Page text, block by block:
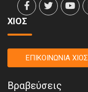
ΧΙΟΣ
ΕΠΙΚΟΙΝΩΝΙΑ ΧΙΟΣ
Βραβεύσεις